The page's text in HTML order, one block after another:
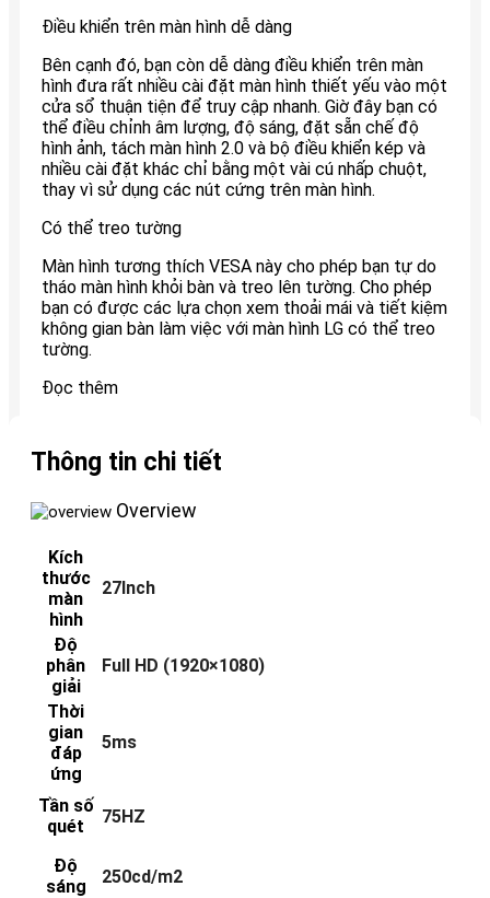
Điều khiển trên màn hình dễ dàng
Bên cạnh đó, bạn còn dễ dàng điều khiển trên màn
hình đưa rất nhiều cài đặt màn hình thiết yếu vào một
cửa sổ thuận tiện để truy cập nhanh. Giờ đây bạn có
thể điều chỉnh âm lượng, độ sáng, đặt sẵn chế độ
hình ảnh, tách màn hình 2.0 và bộ điều khiển kép và
nhiều cài đặt khác chỉ bằng một vài cú nhấp chuột,
thay vì sử dụng các nút cứng trên màn hình.
Có thể treo tường
Màn hình tương thích VESA này cho phép bạn tự do
tháo màn hình khỏi bàn và treo lên tường. Cho phép
bạn có được các lựa chọn xem thoải mái và tiết kiệm
không gian bàn làm việc với màn hình LG có thể treo
tường.
Đọc thêm
Thông tin chi tiết
Overview
Kích
thước
màn
hình
27Inch
Độ
phân
giải
Full HD (1920×1080)
Thời
gian
đáp
ứng
5ms
Tần số
quét
75HZ
Độ
sáng
250cd/m2